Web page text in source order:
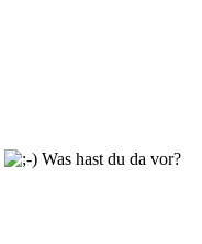
Was hast du da vor?